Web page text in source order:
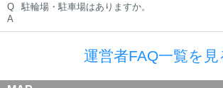
Q
駐輪場・駐車場はありますか。
A
運営者FAQ一覧を見